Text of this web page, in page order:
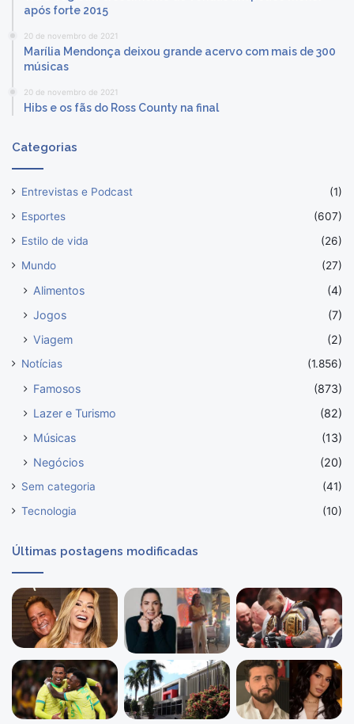
após forte 2015
20 de novembro de 2021
Marília Mendonça deixou grande acervo com mais de 300
músicas
20 de novembro de 2021
Hibs e os fãs do Ross County na final
Categorias
Entrevistas e Podcast
(1)
Esportes
(607)
Estilo de vida
(26)
Mundo
(27)
Alimentos
(4)
Jogos
(7)
Viagem
(2)
Notícias (1.856)
Famosos
(873)
Lazer e Turismo
(82)
Músicas
(13)
Negócios
(20)
Sem categoria
(41)
Tecnologia
(10)
Últimas postagens modificadas